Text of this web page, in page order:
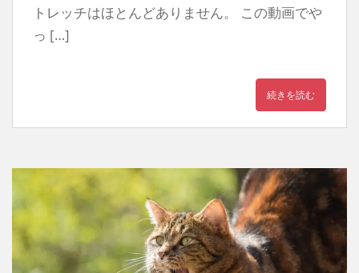
トレッチはほとんどありません。 この動画でや
っ […]
続きを読む